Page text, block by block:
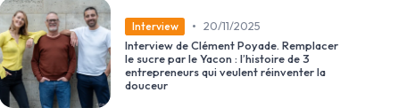
Interview • 20/11/2025
Interview de Clément Poyade. Remplacer
le sucre par le Yacon : l’histoire de 3
entrepreneurs qui veulent réinventer la
douceur